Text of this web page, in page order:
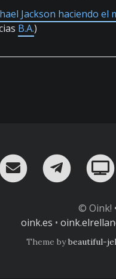
Jackson haciendo el
B.A.)
¡Mándame un
© Oink!
oink.es •
Theme bybeautiful-